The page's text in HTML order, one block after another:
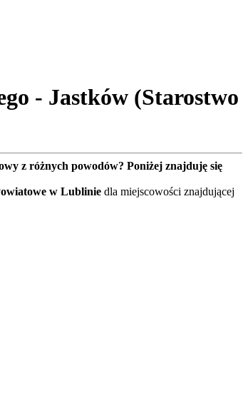
- Jastków (Starostwo
z różnych powodów? Poniżej znajduję się
w Lublinie dla miejscowości znajdującej